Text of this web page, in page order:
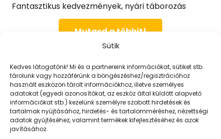
Sütik
Kedves látogatónk! Mi és a partnereink információkat, sütiket stb.
tárolunk vagy hozzáférünk a böngészéshez/regisztrációhoz
használt eszközön tárolt információkhoz, illetve személyes
adatokat (egyedi azonosítókat, az eszköz által küldött alapvető
információkat stb.) kezelünk személyre szabott hirdetések és
tartalmak nyújtásához, hirdetés- és tartalomméréshez, nézettségi
adatok gyűjtéséhez, valamint termékek kifejlesztéséhez és azok
javításához.
Fantasztikus kedvezmények, nyári táborozás
Mutasd a többit!
Még több